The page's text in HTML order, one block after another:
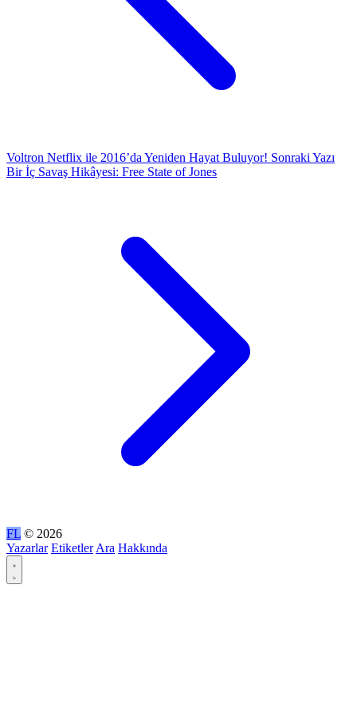
Voltron Netflix ile 2016’da Yeniden Hayat Buluyor! Sonraki Yazı
Bir İç Savaş Hikâyesi: Free State of Jones
FL © 2026
Yazarlar Etiketler Ara Hakkında